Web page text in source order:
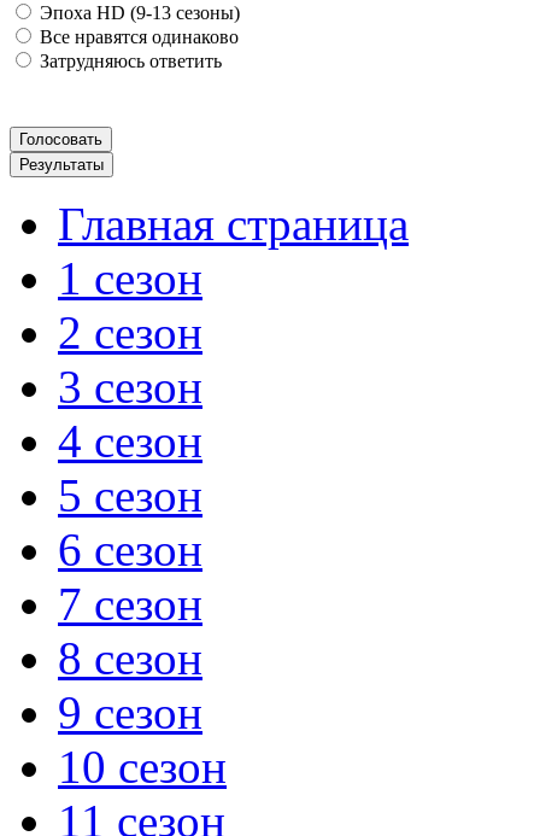
Эпоха HD (9-13 сезоны)
Все нравятся одинаково
Затрудняюсь ответить
Главная страница
1 сезон
2 сезон
3 сезон
4 сезон
5 сезон
6 сезон
7 сезон
8 сезон
9 сезон
10 сезон
11 сезон